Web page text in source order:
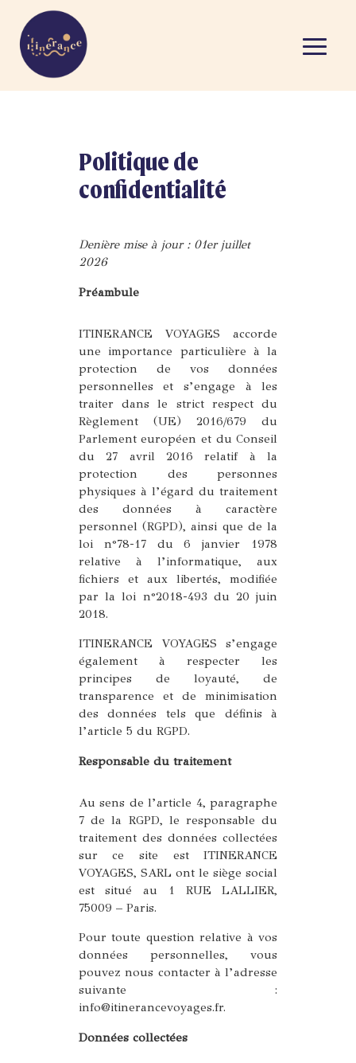
Politique de
confidentialité
Denière mise à jour : 01er juillet
2026
Préambule
ITINERANCE VOYAGES accorde
une importance particulière à la
protection de vos données
personnelles et s’engage à les
traiter dans le strict respect du
Règlement (UE) 2016/679 du
Parlement européen et du Conseil
du 27 avril 2016 relatif à la
protection des personnes
physiques à l’égard du traitement
des données à caractère
personnel (RGPD), ainsi que de la
loi n°78-17 du 6 janvier 1978
relative à l’informatique, aux
fichiers et aux libertés, modifiée
par la loi n°2018-493 du 20 juin
2018.
ITINERANCE VOYAGES s’engage
également à respecter les
principes de loyauté, de
transparence et de minimisation
des données tels que définis à
l’article 5 du RGPD.
Responsable du traitement
Au sens de l’article 4, paragraphe
7 de la RGPD, le responsable du
traitement des données collectées
sur ce site est ITINERANCE
VOYAGES, SARL ont le siège social
est situé au 1 RUE LALLIER,
75009 – Paris.
Pour toute question relative à vos
données personnelles, vous
pouvez nous contacter à l’adresse
suivante :
info@itinerancevoyages.fr.
Données collectées